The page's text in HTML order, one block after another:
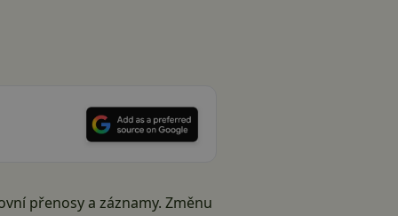
přenosy a záznamy. Změnu